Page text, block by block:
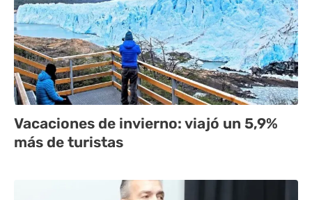
Vacaciones de invierno: viajó un 5,9%
más de turistas